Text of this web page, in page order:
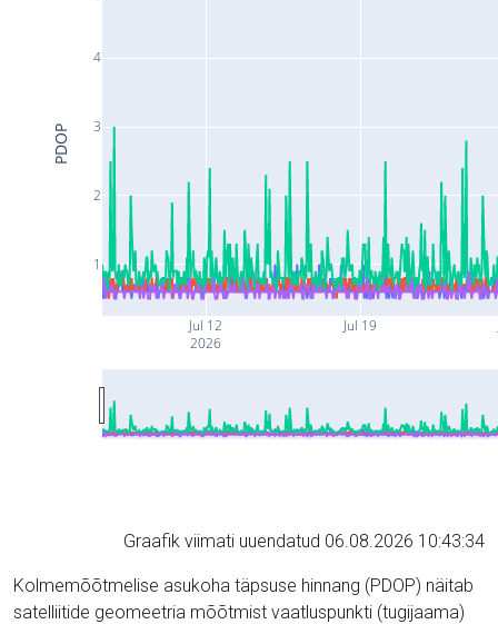
Jul 12
2026
Jul 19
1
2
3
4
PDOP
Graafik viimati uuendatud 06.08.2026 10:43:34
Kolmemõõtmelise asukoha täpsuse hinnang (PDOP) näitab
satelliitide geomeetria mõõtmist vaatluspunkti (tugijaama)